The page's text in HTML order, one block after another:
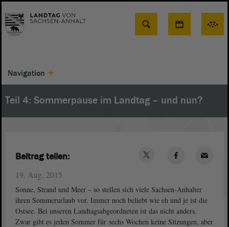
Suche
Navigation
Teil 4: Sommerpause im Landtag – und nun?
19. Aug. 2015
Sonne, Strand und Meer – so stellen sich viele Sachsen-Anhalter
ihren Sommerurlaub vor. Immer noch beliebt wie eh und je ist die
Ostsee. Bei unseren Landtagsabgeordneten ist das nicht anders.
Zwar gibt es jeden Sommer für sechs Wochen keine Sitzungen, aber
Beitrag teilen: